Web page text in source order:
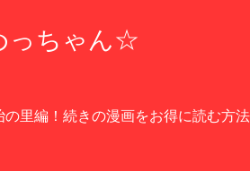
っちゃん☆
里編！続きの漫画をお得に読む方